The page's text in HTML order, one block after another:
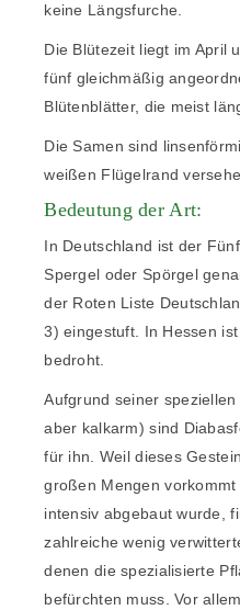
keine Längsfurche.
Die Blütezeit liegt im April
fünf gleichmäßig
Blütenblätter, die meist
Die Samen sind
weißen Flügelrand
Bedeutung der Art:
In Deutschland ist der
Spergel oder Spörgel
der Roten Liste
3) eingestuft. In Hessen
bedroht.
Aufgrund seiner
aber kalkarm) sind
für ihn. Weil dieses
großen Mengen
intensiv abgebaut wurde,
zahlreiche wenig
denen die spezialisierte
befürchten muss. Vor